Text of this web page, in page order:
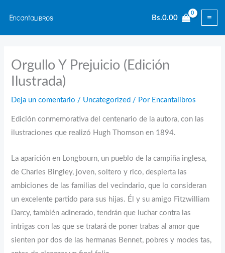
contenido
Bs.0.00
Orgullo Y Prejuicio (Edición
Ilustrada)
Deja un comentario / Uncategorized / Por Encantalibros
Edición conmemorativa del centenario de la autora, con las
ilustraciones que realizó Hugh Thomson en 1894.
La aparición en Longbourn, un pueblo de la campiña inglesa,
de Charles Bingley, joven, soltero y rico, despierta las
ambiciones de las familias del vecindario, que lo consideran
un excelente partido para sus hijas. Él y su amigo Fitzwilliam
Darcy, también adinerado, tendrán que luchar contra las
intrigas con las que se tratará de poner trabas al amor que
sienten por dos de las hermanas Bennet, pobres y modes tas,